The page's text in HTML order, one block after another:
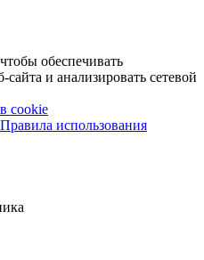
обеспечивать
и анализировать сетевой
cookie
Правила использования